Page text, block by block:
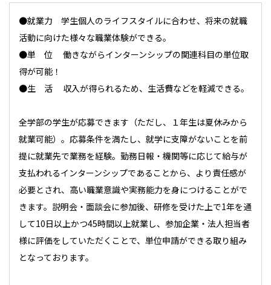
●就業力 学生個人のライフスタイルに合わせ、将来の就職
活動に向けた様々な職業体験ができる。
●単 位 働きながらインターンシップの関連科目の単位取
得が可能！
●生 活 収入が得られるため、生活費などを軽減できる。
全学部の学生が応募できます（ただし、１年生は夏休みから
就業可能）。応募条件を満たし、就学に支障がないことを前
提に就業先で業務を経験。勤務日報・機関等に応じて給与が
支払われるインターンシップであることから、より責任感が
必要とされ、高い職業意識や実務能力を身につけることがで
きます。説明会・面談会に参加後、研修を受けた上で1年を通
して10日以上かつ45時間以上就業し、参加企業・法人担当者
様に評価をしていただくことで、単位申請ができる取り組み
となっております。